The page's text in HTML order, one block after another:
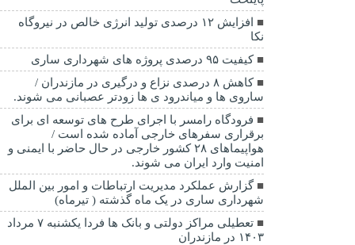
افزایش ۱۲ درصدی تولید انرژی خالص در نیروگاه
نکا
کیفیت ۹۵ درصدی پروژه های شهرداری ساری
کاهش ۸ درصدی نزاع و درگیری در مازندران /
ساروی ها و میاندرود ی ها زودتر عصبانی می شوند.
فرودگاه رامسر با اجرای طرح های توسعه ای برای
برقراری سفرهای خارجی آماده شده است /
هواپیماهای ۲۸ کشور خارجی در حال حاضر با ایمنی و
امنیت وارد ایران می شوند.
گزارش عملکرد مدیریت ارتباطات و امور بین الملل
شهرداری ساری در یک ماه گذشته ( تیرماه)
تعطیلی مراکز دولتی و بانک ها فردا یکشنبه ۷ مرداد
۱۴۰۳ در مازندران